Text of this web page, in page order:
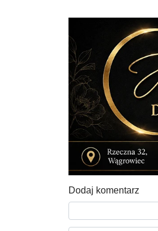
Dodaj komentarz
Tekst komentarza